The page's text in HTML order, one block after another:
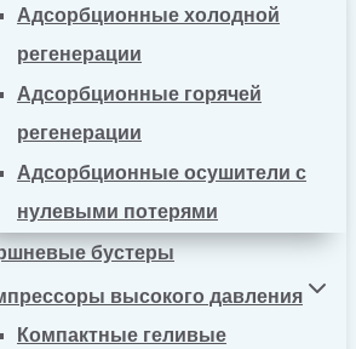
Адсорбционные холодной
регенерации
Адсорбционные горячей
регенерации
Адсорбционные осушители с
нулевыми потерями
бустеры
высокого давления
Компактные геливые